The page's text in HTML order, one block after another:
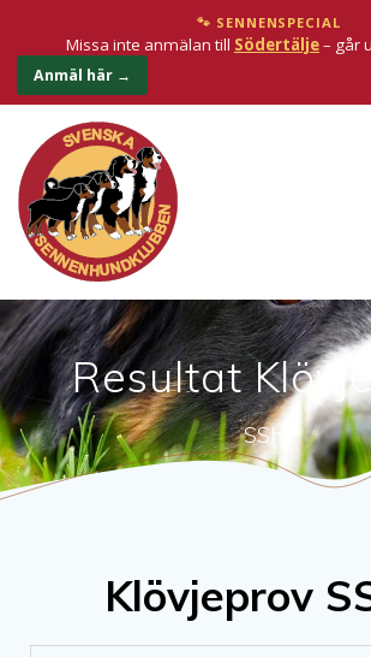
Resultat
SShK
Klövjeprov
🐾 SENNENSPECIAL
Missa inte anmälan till Södertälje– går
Anmäl här →